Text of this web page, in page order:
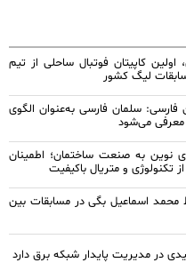
کاپیتان فوتبال ساحلی از تیم
لیگ کشور
فارسی: سلمان فارسی به‌عنوان الگوی
معرفی می‌شود
نوین به صنعت ساختمان؛ اطمینان
تکنولوژی و متریال باکیفیت
اسماعیل بگی در مسابقات بین
در مدیریت پایدار شبکه برق دارد